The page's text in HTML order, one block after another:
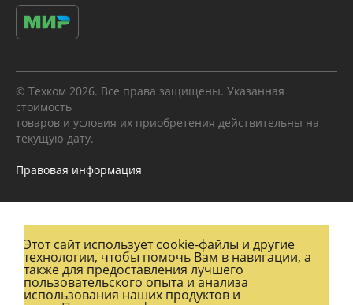
© Техком 2026. Все права защищены. Указанная
стоимость
товаров и условия их приобретения действительны на
текущую дату.
Правовая информация
Этот сайт использует cookie-файлы и другие
технологии, чтобы помочь Вам в навигации, а
также для предоставления лучшего
пользовательского опыта и анализа
использования наших продуктов и